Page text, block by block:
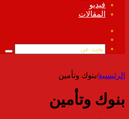
فيديو
المقالات
الموقع
بحث
الرئيسية/بنوك وتأمين
بنوك وتأمين